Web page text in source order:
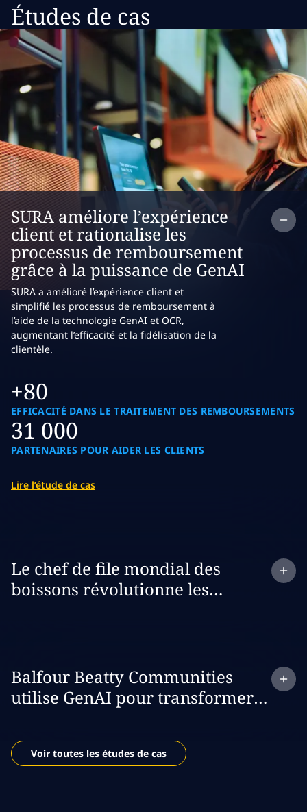
Études de cas
SURA améliore l’expérience
client et rationalise les
processus de remboursement
grâce à la puissance de GenAI
SURA a amélioré l’expérience client et
simplifié les processus de remboursement à
l’aide de la technologie GenAI et OCR,
augmentant l’efficacité et la fidélisation de la
clientèle.
+80
EFFICACITÉ DANS LE TRAITEMENT DES REMBOURSEMENTS
31 000
PARTENAIRES POUR AIDER LES CLIENTS
Lire l’étude de cas
Expandcase study:
Le chef de file mondial des
boissons révolutionne les
Expandcase study:
Balfour Beatty Communities
utilise GenAI pour transformer
bons de travail
Voir toutes les études de cas